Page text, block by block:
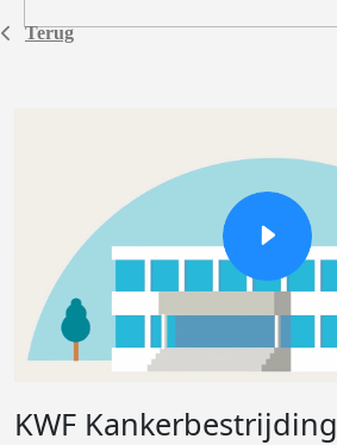
Terug
KWF Kankerbestrijding